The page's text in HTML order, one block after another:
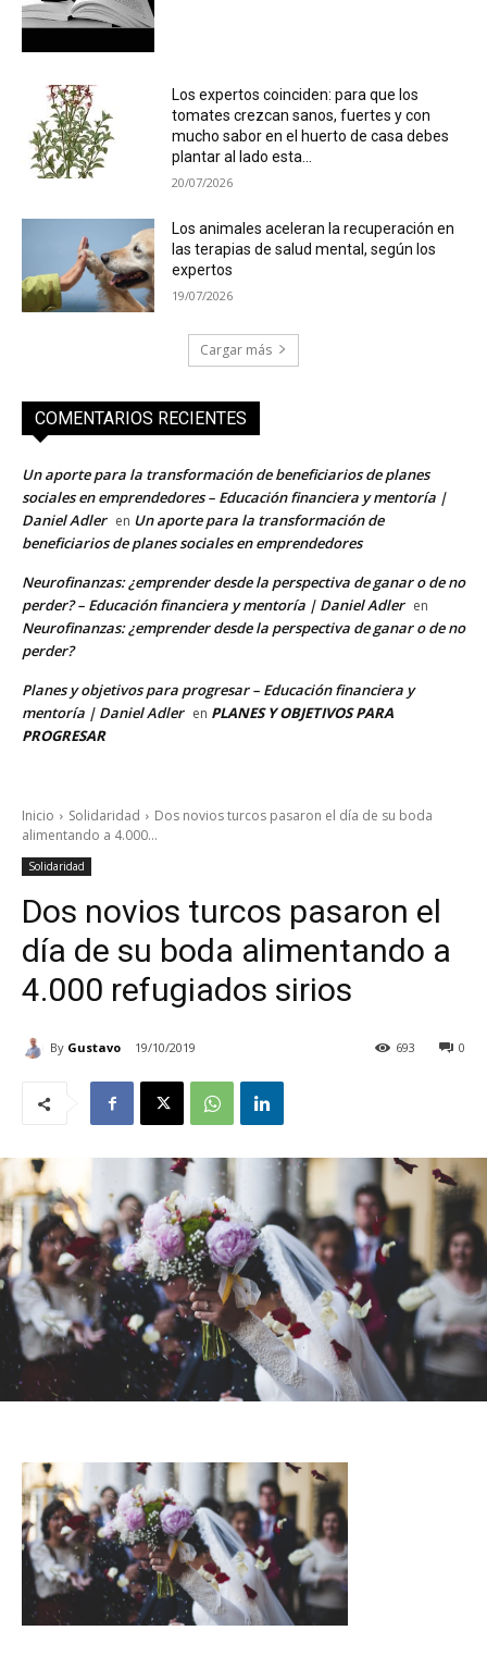
Los expertos coinciden: para que los
tomates crezcan sanos, fuertes y con
mucho sabor en el huerto de casa debes
plantar al lado esta...
20/07/2026
Los animales aceleran la recuperación en
las terapias de salud mental, según los
expertos
19/07/2026
Cargar más
COMENTARIOS RECIENTES
Un aporte para la transformación de beneficiarios de planes
sociales en emprendedores – Educación financiera y mentoría |
Daniel Adler en Un aporte para la transformación de
beneficiarios de planes sociales en emprendedores
Neurofinanzas: ¿emprender desde la perspectiva de ganar o de no
perder? – Educación financiera y mentoría | Daniel Adler en
Neurofinanzas: ¿emprender desde la perspectiva de ganar o de no
perder?
Planes y objetivos para progresar – Educación financiera y
mentoría | Daniel Adler en PLANES Y OBJETIVOS PARA
PROGRESAR